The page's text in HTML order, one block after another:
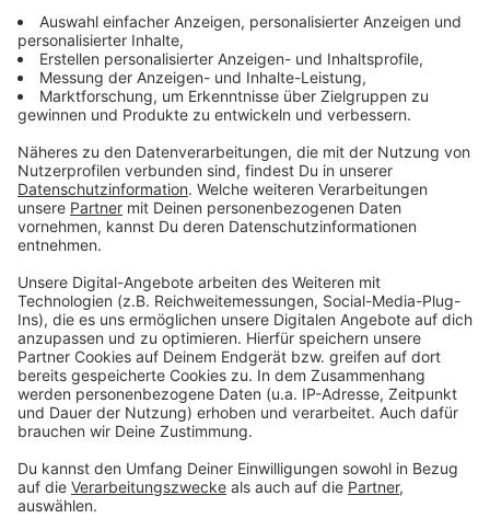
geschickt, die es anschließend an die Feuerwehren und
Rathäuser weitergeleitet haben.
Diese Meldewege wurden stark verkürzt: Feuerwehren
vom zuständigen Landesamt. Die Hochwasserzentrale
hat auch die Möglichkeit, direkt Warnungen über die
Warn-App Ninazu verschicken. Das klappt gut, heißt
es vom zuständigenLandesamt LANUV- überprüfen
Anzeige
©picture alliance/dpa | David Young
Anzeige
Handlungsbedarf bei Dämmen und Deichen